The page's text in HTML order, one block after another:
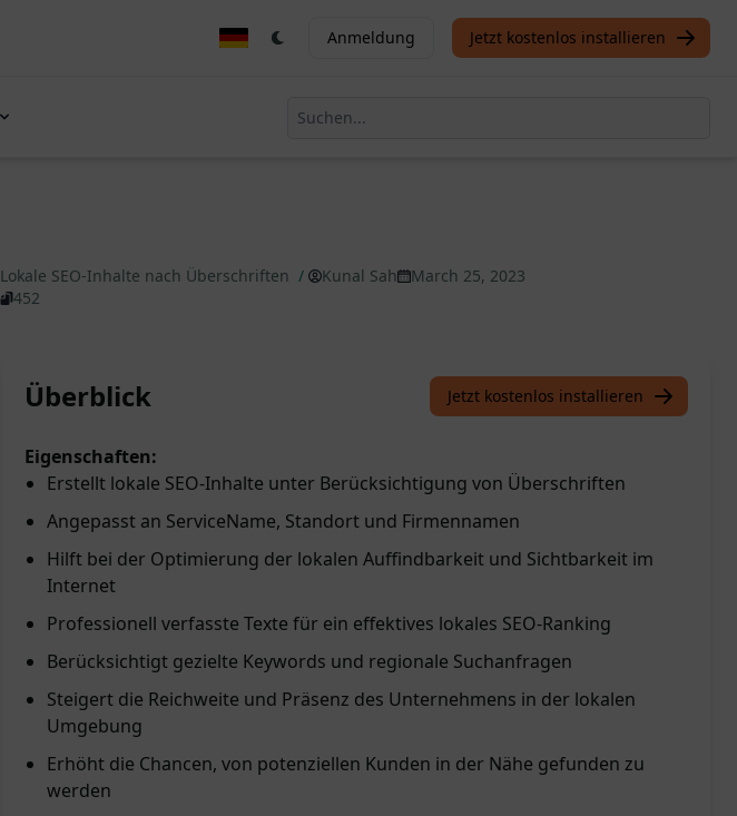
Anmeldung Jetzt kostenlos installieren
Lokale SEO-Inhalte nach Überschriften / Kunal Sah
March 25, 2023
452
Überblick Jetzt kostenlos installieren
Eigenschaften:
Erstellt lokale SEO-Inhalte unter Berücksichtigung von Überschriften
Angepasst an ServiceName, Standort und Firmennamen
Hilft bei der Optimierung der lokalen Auffindbarkeit und Sichtbarkeit im
Internet
Professionell verfasste Texte für ein effektives lokales SEO-Ranking
Berücksichtigt gezielte Keywords und regionale Suchanfragen
Steigert die Reichweite und Präsenz des Unternehmens in der lokalen
Umgebung
Erhöht die Chancen, von potenziellen Kunden in der Nähe gefunden zu
werden